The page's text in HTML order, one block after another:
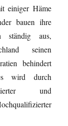
einiger Häme
bauen ihre
ständig aus,
seinen
behindert
wird durch
und